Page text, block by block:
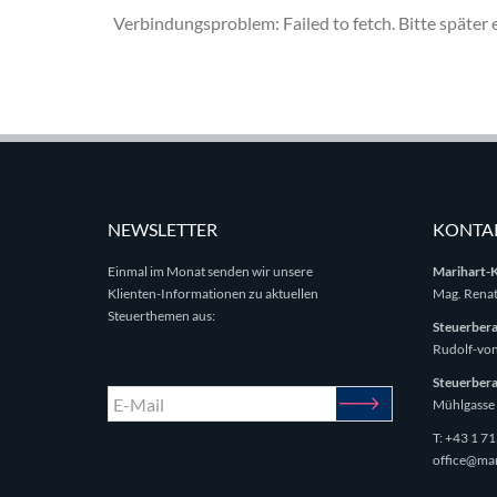
Verbindungsproblem: Failed to fetch. Bitte später
NEWSLETTER
Einmal im Monat senden wir unsere
Klienten-Informationen zu aktuellen
Steuerthemen aus:
Marihart-
Mag.
Rudolf-
T:+43 1